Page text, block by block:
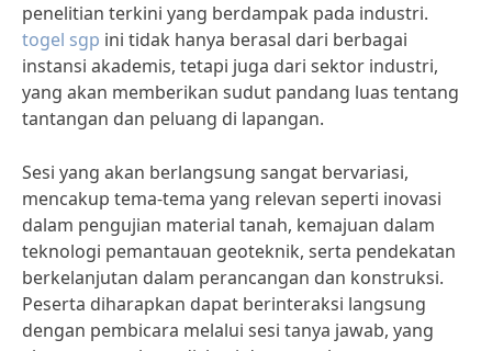
penelitian terkini yang berdampak pada industri.
togel sgp ini tidak hanya berasal dari berbagai
instansi akademis, tetapi juga dari sektor industri,
yang akan memberikan sudut pandang luas tentang
tantangan dan peluang di lapangan.
Sesi yang akan berlangsung sangat bervariasi,
mencakup tema-tema yang relevan seperti inovasi
dalam pengujian material tanah, kemajuan dalam
teknologi pemantauan geoteknik, serta pendekatan
berkelanjutan dalam perancangan dan konstruksi.
Peserta diharapkan dapat berinteraksi langsung
dengan pembicara melalui sesi tanya jawab, yang